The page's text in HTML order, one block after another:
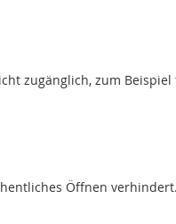
zugänglich, zum
Öffnen verhindert.